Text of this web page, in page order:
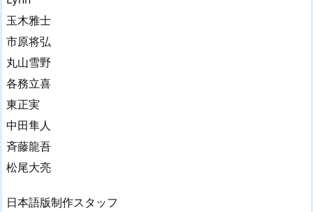
玉木雅士
市原将弘
丸山雪野
各務立喜
東正実
中田隼人
斉藤龍吾
松尾大亮
日本語版制作スタッフ